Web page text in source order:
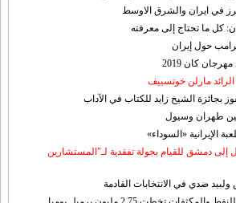
في ايران والشرق الاوسط
كل ما تحتاج إلى معرفته
حول إيران
مارلن خوتسييف
بجائزة الشيخ زايد للكتاب في الآداب
بين طهران وسيول
الإيرانية «السوداء»
إلى دمشق للقيام بجولة تفقدية لـ"المستشارين
ولبيد ضدي في الانتخابات القادمة